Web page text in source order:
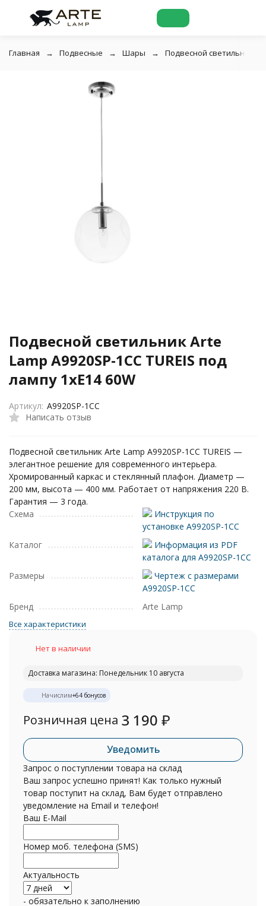
Главная Подвесные Шары Подвесной светильник
Подвесной светильник Arte
Lamp A9920SP-1CC TUREIS под
лампу 1xE14 60W
Написать отзыв
Артикул: A9920SP-1CC
Подвесной светильник Arte Lamp A9920SP-1CC TUREIS —
элегантное решение для современного интерьера.
Хромированный каркас и стеклянный плафон. Диаметр —
200 мм, высота — 400 мм. Работает от напряжения 220 В.
Гарантия — 3 года.
Схема
Инструкция по
установке A9920SP-1CC
Каталог
Информация из PDF
каталога для A9920SP-1CC
Размеры
Чертеж с размерами
A9920SP-1CC
Бренд
Arte Lamp
Все характеристики
Нет в наличии
Доставка магазина: Понедельник 10 августа
Начислим+64 бонусов
Розничная цена 3 190 ₽
Уведомить
Запрос о поступлении товара на склад
Ваш запрос успешно принят! Как только нужный
товар поступит на склад, Вам будет отправлено
уведомление на Email и телефон!
Ваш E-Mail
Номер моб. телефона (SMS)
Актуальность
- обязательно к заполнению